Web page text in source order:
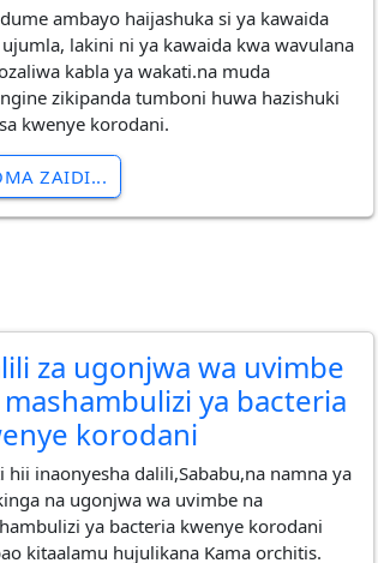
ambayo haijashuka si ya kawaida
lakini ni ya kawaida kwa wavulana
kabla ya wakati.na muda
zikipanda tumboni huwa hazishuki
kwenye korodani.
ZAIDI...
za ugonjwa wa uvimbe
mashambulizi ya bacteria
korodani
hii inaonyesha dalili,Sababu,na namna ya
na ugonjwa wa uvimbe na
ya bacteria kwenye korodani
kitaalamu hujulikana Kama orchitis.